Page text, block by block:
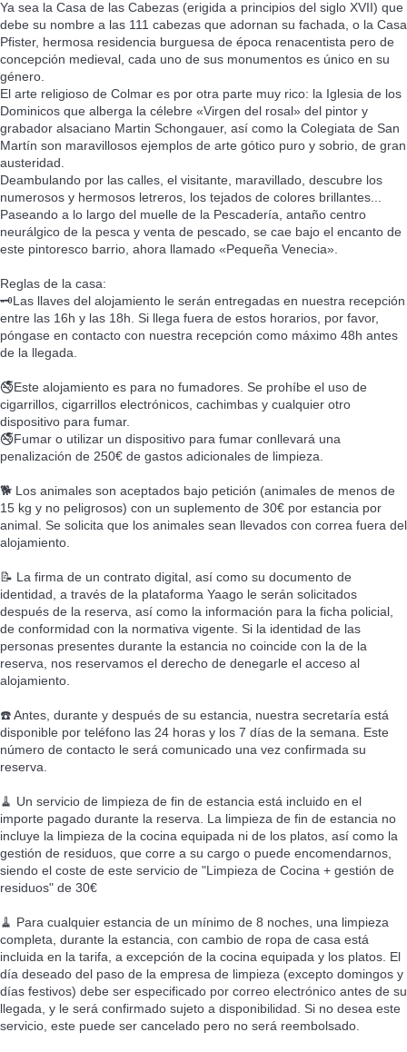
Ya sea la Casa de las Cabezas (erigida a principios del siglo XVII) que
debe su nombre a las 111 cabezas que adornan su fachada, o la Casa
Pfister, hermosa residencia burguesa de época renacentista pero de
concepción medieval, cada uno de sus monumentos es único en su
género.
El arte religioso de Colmar es por otra parte muy rico: la Iglesia de los
Dominicos que alberga la célebre «Virgen del rosal» del pintor y
grabador alsaciano Martin Schongauer, así como la Colegiata de San
Martín son maravillosos ejemplos de arte gótico puro y sobrio, de gran
austeridad.
Deambulando por las calles, el visitante, maravillado, descubre los
numerosos y hermosos letreros, los tejados de colores brillantes...
Paseando a lo largo del muelle de la Pescadería, antaño centro
neurálgico de la pesca y venta de pescado, se cae bajo el encanto de
este pintoresco barrio, ahora llamado «Pequeña Venecia».
Reglas de la casa:
🗝️Las llaves del alojamiento le serán entregadas en nuestra recepción
entre las 16h y las 18h. Si llega fuera de estos horarios, por favor,
póngase en contacto con nuestra recepción como máximo 48h antes
de la llegada.
🚭Este alojamiento es para no fumadores. Se prohíbe el uso de
cigarrillos, cigarrillos electrónicos, cachimbas y cualquier otro
dispositivo para fumar.
🚭Fumar o utilizar un dispositivo para fumar conllevará una
penalización de 250€ de gastos adicionales de limpieza.
🐕 Los animales son aceptados bajo petición (animales de menos de
15 kg y no peligrosos) con un suplemento de 30€ por estancia por
animal. Se solicita que los animales sean llevados con correa fuera del
alojamiento.
📝 La firma de un contrato digital, así como su documento de
identidad, a través de la plataforma Yaago le serán solicitados
después de la reserva, así como la información para la ficha policial,
de conformidad con la normativa vigente. Si la identidad de las
personas presentes durante la estancia no coincide con la de la
reserva, nos reservamos el derecho de denegarle el acceso al
alojamiento.
☎️ Antes, durante y después de su estancia, nuestra secretaría está
disponible por teléfono las 24 horas y los 7 días de la semana. Este
número de contacto le será comunicado una vez confirmada su
reserva.
🧹 Un servicio de limpieza de fin de estancia está incluido en el
importe pagado durante la reserva. La limpieza de fin de estancia no
incluye la limpieza de la cocina equipada ni de los platos, así como la
gestión de residuos, que corre a su cargo o puede encomendarnos,
siendo el coste de este servicio de "Limpieza de Cocina + gestión de
residuos" de 30€
🧹 Para cualquier estancia de un mínimo de 8 noches, una limpieza
completa, durante la estancia, con cambio de ropa de casa está
incluida en la tarifa, a excepción de la cocina equipada y los platos. El
día deseado del paso de la empresa de limpieza (excepto domingos y
días festivos) debe ser especificado por correo electrónico antes de su
llegada, y le será confirmado sujeto a disponibilidad. Si no desea este
servicio, este puede ser cancelado pero no será reembolsado.